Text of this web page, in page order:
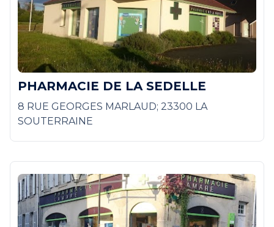
PHARMACIE DE LA SEDELLE
8 RUE GEORGES MARLAUD; 23300 LA
SOUTERRAINE